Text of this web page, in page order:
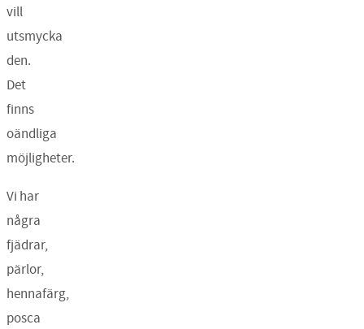
vill
utsmycka
den.
Det
finns
oändliga
möjligheter.
Vi har
några
fjädrar,
pärlor,
hennafärg,
posca